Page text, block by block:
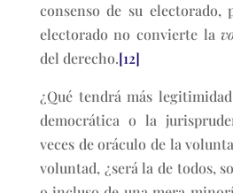
consenso de su electorado,
electorado no convierte la
del derecho.[12]
¿Qué tendrá más
democrática o la
veces de oráculo de la
voluntad, ¿será la de todos,